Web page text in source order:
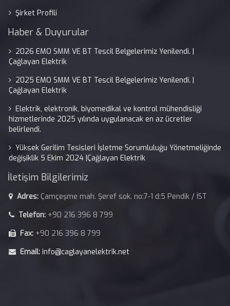
Şirket Profili
Haber & Duyurular
2026 EMO SMM VE BT Tescil Belgelerimiz Yenilendi. |
Çağlayan Elektrik
2025 EMO SMM VE BT Tescil Belgelerimiz Yenilendi. |
Çağlayan Elektrik
Elektrik, elektronik, biyomedikal ve kontrol mühendisliği
hizmetlerinde 2025 yılında uygulanacak en az ücretler
belirlendi.
Yüksek Gerilim Tesisleri İşletme Sorumluluğu Yönetmeliğinde
değişiklik 5 Ekim 2024 |Çağlayan Elektrik
İletişim Bilgilerimiz
Adres: Çamçeşme mah. Şeref sok. no:7-1 d:5 Pendik / İST
Telefon: +90 216 396 8 799
Fax: +90 216 396 8 799
Email: info@caglayanelektrik.net